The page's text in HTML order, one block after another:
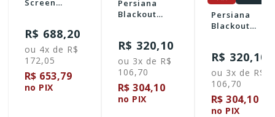
Screen
Larg X 2,40m
Alt - BRANCA
R$ 688,20
ou 4x de R$
172,05
R$ 653,79
no PIX
Persiana
Blackout
Alt 2,20m
R$ 320,10
ou 3x de R$
106,70
R$ 304,10
no PIX
Persiana
Blackout
alt 2,20
metros
R$ 320,10
ou 3x de R$
106,70
R$ 304,10
no PIX